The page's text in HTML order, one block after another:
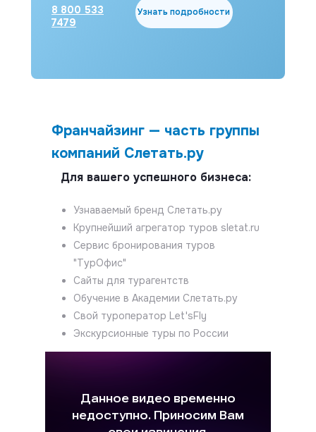
8 800 533
7479
Узнать подробности
Узнаваемый бренд Слетать.ру
Крупнейший агрегатор туров sletat.ru
Сервис бронирования туров
"ТурОфис"
Сайты для турагентств
Обучение в Академии Слетать.ру
Свой туроператор Let'sFly
Экскурсионные туры по России
Франчайзинг — часть группы
компаний Слетать.ру
Для вашего успешного бизнеса: